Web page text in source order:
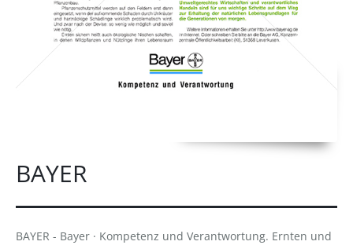
BAYER
BAYER - Bayer · Kompetenz und Verantwortung. Ernten und